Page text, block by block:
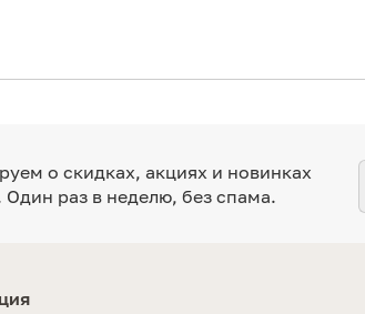
о скидках, акциях и новинках
Один раз в неделю, без спама.